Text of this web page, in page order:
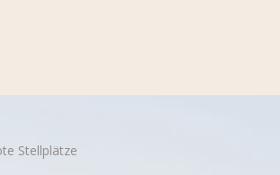
Stellplätze